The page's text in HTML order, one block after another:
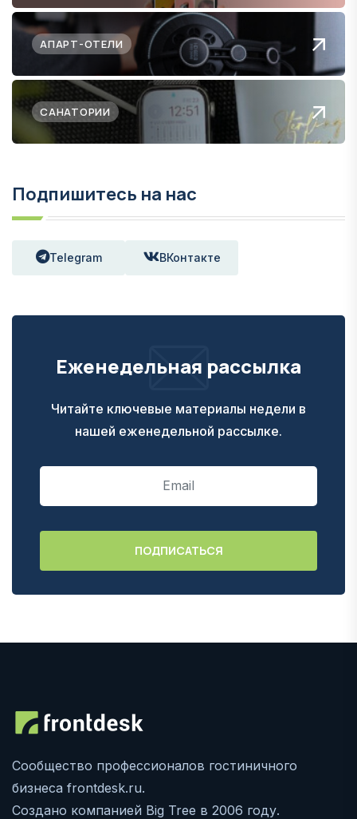
АПАРТ-ОТЕЛИ
САНАТОРИИ
Подпишитесь на нас
Telegram ВКонтакте
Еженедельная рассылка
Читайте ключевые материалы недели в
нашей еженедельной рассылке.
Сообщество профессионалов гостиничного
бизнеса frontdesk.ru.
Создано компанией Big Tree в 2006 году.